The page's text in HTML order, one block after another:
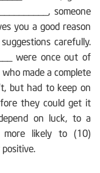
someone
you a good reason
carefully.
were once out of
made a complete
but had to keep on
they could get it
on luck, to a
more likely to (10)